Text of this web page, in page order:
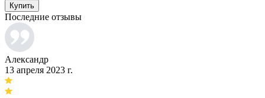
Купить
Последние отзывы
Александр
13 апреля 2023 г.